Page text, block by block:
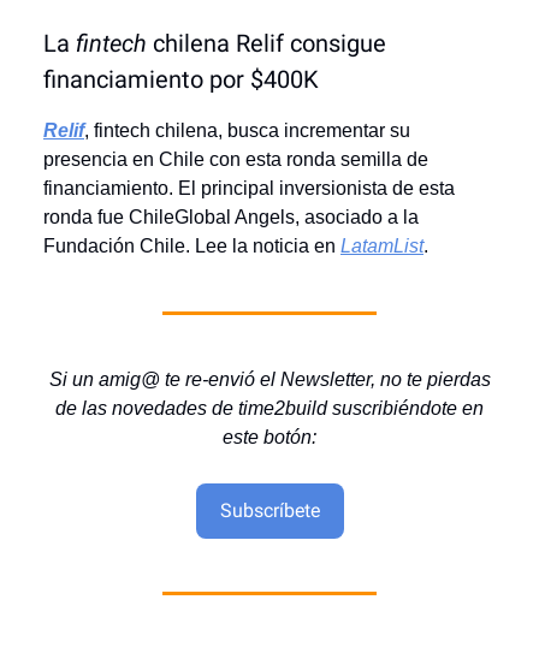
La fintech chilena Relif consigue
financiamiento por $400K
Relif, fintech chilena, busca incrementar su
presencia en Chile con esta ronda semilla de
financiamiento. El principal inversionista de esta
ronda fue ChileGlobal Angels, asociado a la
Fundación Chile. Lee la noticia en LatamList.
Si un amig@ te re-envió el Newsletter, no te pierdas
de las novedades de time2build suscribiéndote en
este botón:
Subscríbete